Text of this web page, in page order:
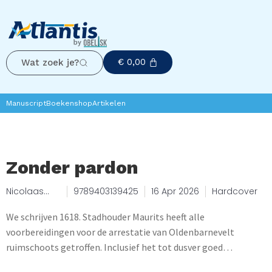
Wat zoek je? € 0,00
ManuscriptBoekenshopArtikelen
Zonder pardon
Nicolaas
9789403139425 16 Apr 2026 Hardcover
We schrijven 1618. Stadhouder Maurits heeft alle
voorbereidingen voor de arrestatie van Oldenbarnevelt
ruimschoots getroffen. Inclusief het tot dusver goed